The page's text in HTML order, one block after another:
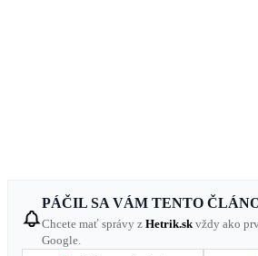
PÁČIL SA VÁM TENTO
Chcete mať správy z Hetrik.sk vždy ako
Google.